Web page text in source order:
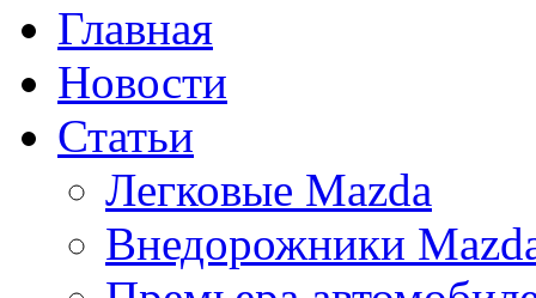
Главная
Новости
Статьи
Легковые Mazda
Внедорожники